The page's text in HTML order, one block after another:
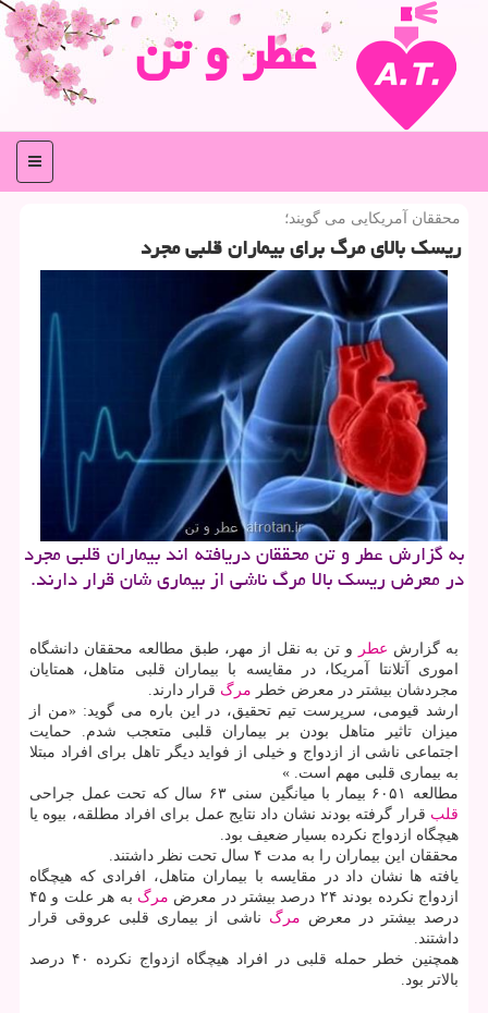
عطر و تن
منو
محققان آمریكایی می گویند؛
ریسك بالای مرگ برای بیماران قلبی مجرد
به گزارش عطر و تن محققان دریافته اند بیماران قلبی مجرد
در معرض ریسك بالا مرگ ناشی از بیماری شان قرار دارند.
به گزارش عطر
و تن به نقل از مهر، طبق مطالعه محققان دانشگاه
اموری آتلانتا آمریكا، در مقایسه با بیماران قلبی متاهل، همتایان
مجردشان بیشتر در معرض خطر مرگ قرار دارند.
ارشد قیومی، سرپرست تیم تحقیق، در این باره می گوید: «من از
میزان تاثیر متاهل بودن بر بیماران قلبی متعجب شدم. حمایت
اجتماعی ناشی از ازدواج و خیلی از فواید دیگر تاهل برای افراد مبتلا
به بیماری قلبی مهم است. »
مطالعه ۶۰۵۱ بیمار با میانگین سنی ۶۳ سال كه تحت عمل جراحی
قلب قرار گرفته بودند نشان داد نتایج عمل برای افراد مطلقه، بیوه یا
هیچگاه ازدواج نكرده بسیار ضعیف بود.
محققان این بیماران را به مدت ۴ سال تحت نظر داشتند.
یافته ها نشان داد در مقایسه با بیماران متاهل، افرادی كه هیچگاه
ازدواج نكرده بودند ۲۴ درصد بیشتر در معرض
مرگ
به هر علت و ۴۵
درصد بیشتر در معرض مرگ ناشی از بیماری قلبی عروقی قرار
داشتند.
همچنین خطر حمله قلبی در افراد هیچگاه ازدواج نكرده ۴۰ درصد
بالاتر بود.